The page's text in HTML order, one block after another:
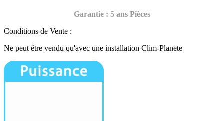
Garantie : 5 ans Pièces
Conditions de Vente :
Ne peut être vendu qu'avec une installation Clim-Planete